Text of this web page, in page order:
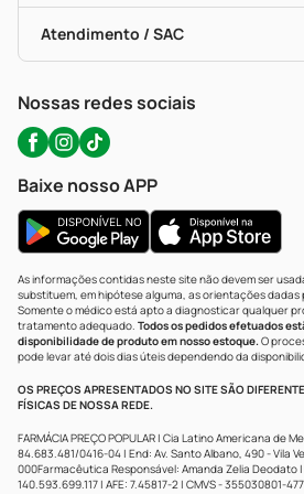
Bulas De A A Z
Políticas De Marketplace
Autoteste Covid-19
Certificado De Segurança
Portal Da Privacidade
Atendimento / SAC
WhatsApp (47) 9202-1687
Nossas redes sociais
Baixe nosso APP
As informações contidas neste site não devem ser
substituem, em hipótese alguma, as orientações
Somente o médico está apto a diagnosticar qualquer
tratamento adequado. Todos os pedidos efetuados
disponibilidade de produto em nosso estoque.O
pode levar até dois dias úteis dependendo da
OS PREÇOS APRESENTADOS NO SITE SÃO
FÍSICAS DE NOSSA REDE.
FARMÁCIA PREÇO POPULAR | Cia Latino Americana de
84.683.481/0416-04 | End: Av. Santo Albano, 490 - Vila
000Farmacêutica Responsável: Amanda Zelia Deodato |
140.593.699.117 | AFE: 7.45817-2 | CMVS - 355030801-